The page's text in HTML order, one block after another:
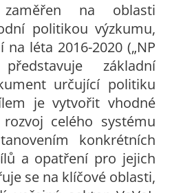
na oblasti
politikou výzkumu,
léta 2016-2020 („NP
základní
určující politiku
je vytvořit vhodné
celého systému
konkrétních
a opatření pro jejich
se na klíčové oblasti,